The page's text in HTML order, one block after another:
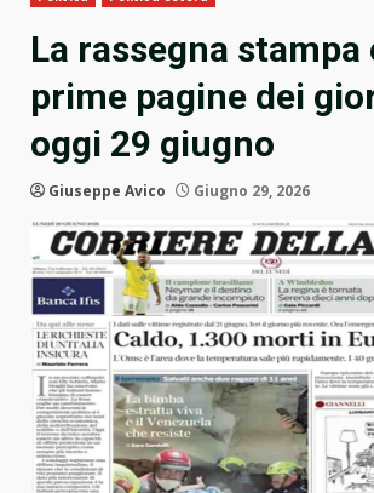
La rassegna stampa
prime pagine dei
oggi 29 giugno
Giuseppe Avico Giugno 29, 2026